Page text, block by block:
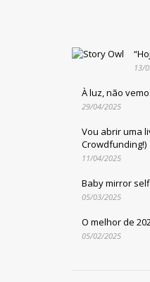
13/
À luz, não
29/04/2025
Vou abrir uma
Crowdfunding!)
11/04/2025
Baby mirror
05/03/2025
O melhor de
05/02/2025